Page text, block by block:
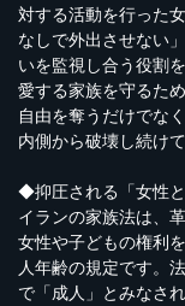
対する活動を行った
なしで外出させない
いを監視し合う役割
愛する家族を守るた
自由を奪うだけでな
内側から破壊し続け
◆抑圧される「女性と
イランの家族法は、
女性や子どもの権利
人年齢の規定です。
で「成人」とみなさ